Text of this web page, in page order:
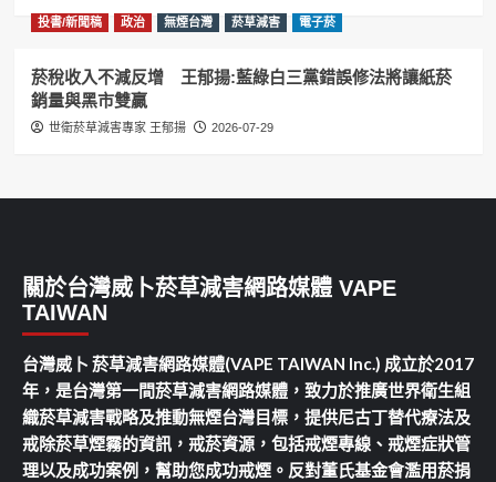
投書/新聞稿 政治 無煙台灣 菸草減害 電子菸
菸稅收入不減反增 王郁揚:藍綠白三黨錯誤修法將讓紙菸
銷量與黑市雙贏
世衛菸草減害專家 王郁揚 2026-07-29
關於台灣威卜菸草減害網路媒體 VAPE
TAIWAN
台灣威卜 菸草減害網路媒體(VAPE TAIWAN Inc.) 成立於2017
年，是台灣第一間菸草減害網路媒體，致力於推廣世界衛生組
織菸草減害戰略及推動無煙台灣目標，提供尼古丁替代療法及
戒除菸草煙霧的資訊，戒菸資源，包括戒煙專線、戒煙症狀管
理以及成功案例，幫助您成功戒煙。反對董氏基金會濫用菸捐